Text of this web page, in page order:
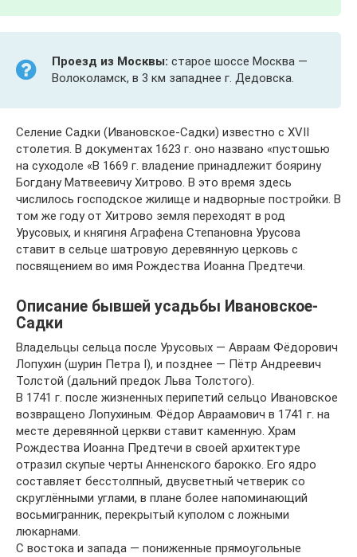
Проезд из Москвы: старое шоссе Москва —
Волоколамск, в 3 км западнее г. Дедовска.
Селение Садки (Ивановское-Садки) известно с XVII
столетия. В документах 1623 г. оно названо «пустошью
на суходоле «В 1669 г. владение принадлежит боярину
Богдану Матвеевичу Хитрово. В это время здесь
числилось господское жилище и надворные постройки. В
том же году от Хитрово земля переходят в род
Урусовых, и княгиня Аграфена Степановна Урусова
ставит в сельце шатровую деревянную церковь с
посвящением во имя Рождества Иоанна Предтечи.
Описание бывшей усадьбы Ивановское-
Садки
Владельцы сельца после Урусовых — Авраам Фёдорович
Лопухин (шурин Петра I), и позднее — Пётр Андреевич
Толстой (дальний предок Льва Толстого).
В 1741 г. после жизненных перипетий сельцо Ивановское
возвращено Лопухиным. Фёдор Авраамович в 1741 г. на
месте деревянной церкви ставит каменную. Храм
Рождества Иоанна Предтечи в своей архитектуре
отразил скупые черты Анненского барокко. Его ядро
составляет бесстолпный, двусветный четверик со
скруглёнными углами, в плане более напоминающий
восьмигранник, перекрытый куполом с ложными
люкарнами.
С востока и запада — пониженные прямоугольные